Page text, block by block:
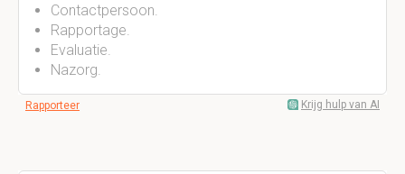
Contactpersoon.
Rapportage.
Evaluatie.
Nazorg.
Rapporteer Krijg hulp van AI